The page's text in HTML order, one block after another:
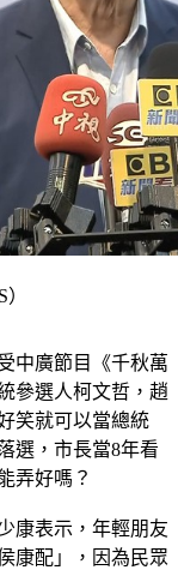
中廣節目《千秋萬
參選人柯文哲，趙
笑就可以當總統
選，市長當8年看
弄好嗎？
康表示，年輕朋友
康配」，因為民眾